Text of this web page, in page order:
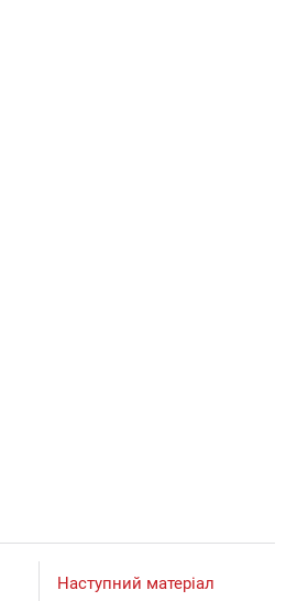
Наступний матеріал